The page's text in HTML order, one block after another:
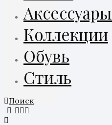
Аксессуары
Коллекции
Обувь
Стиль
Поиск